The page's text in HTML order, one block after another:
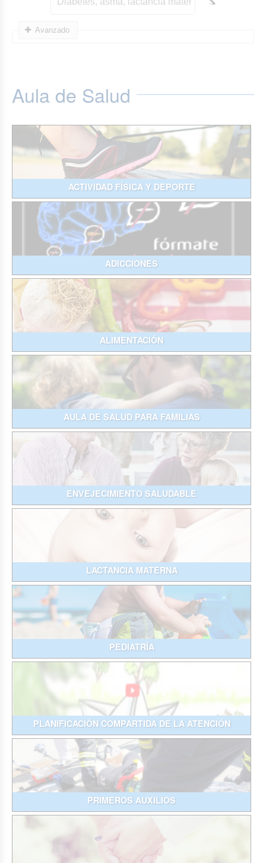
Avanzado
Aula de Salud
ACTIVIDAD FÍSICA Y DEPORTE
ADICCIONES
ALIMENTACIÓN
AULA DE SALUD PARA FAMILIAS
ENVEJECIMIENTO SALUDABLE
LACTANCIA MATERNA
PEDIATRÍA
PLANIFICACIÓN COMPARTIDA DE LA ATENCIÓN
PRIMEROS AUXILIOS